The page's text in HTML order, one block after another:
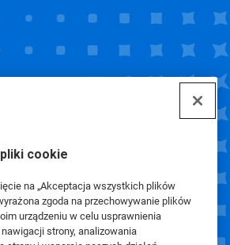
cookie
na „Akceptacja wszystkich plików
zgoda na przechowywanie plików
urządzeniu w celu usprawnienia
strony, analizowania